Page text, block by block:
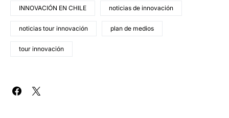
INNOVACIÓN EN CHILE noticias de innovación
noticias tour innovación plan de medios
tour innovación